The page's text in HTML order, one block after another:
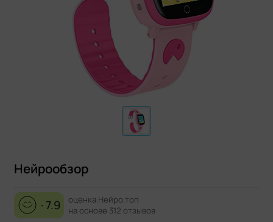
Нейрообзор
· 7.9
оценка Нейро.топ
на основе 312 отзывов